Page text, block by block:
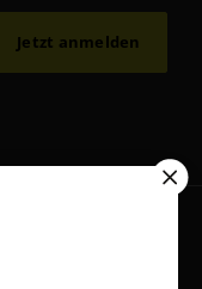
Jetzt anmelden